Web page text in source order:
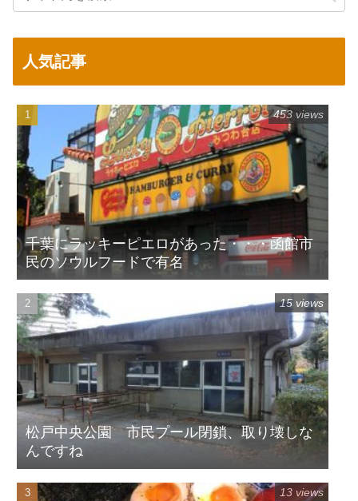
人気記事
千葉にラッキーピエロがあった・・・函館市
民のソウルフードで有名
453 views
松戸中央公園 市民プール閉鎖、取り壊しな
んですね
15 views
13 views